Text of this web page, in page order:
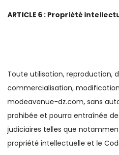
ARTICLE 6 : Propriété
Toute utilisation, reproduction,
commercialisation,
modeavenue-dz.com, sans
prohibée et pourra entraînée
judiciaires telles que
propriété intellectuelle et le